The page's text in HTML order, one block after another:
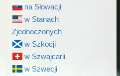
na Słowacji
w Stanach
Zjednoczonych
w Szkocji
w Szwajcarii
w Szwecji